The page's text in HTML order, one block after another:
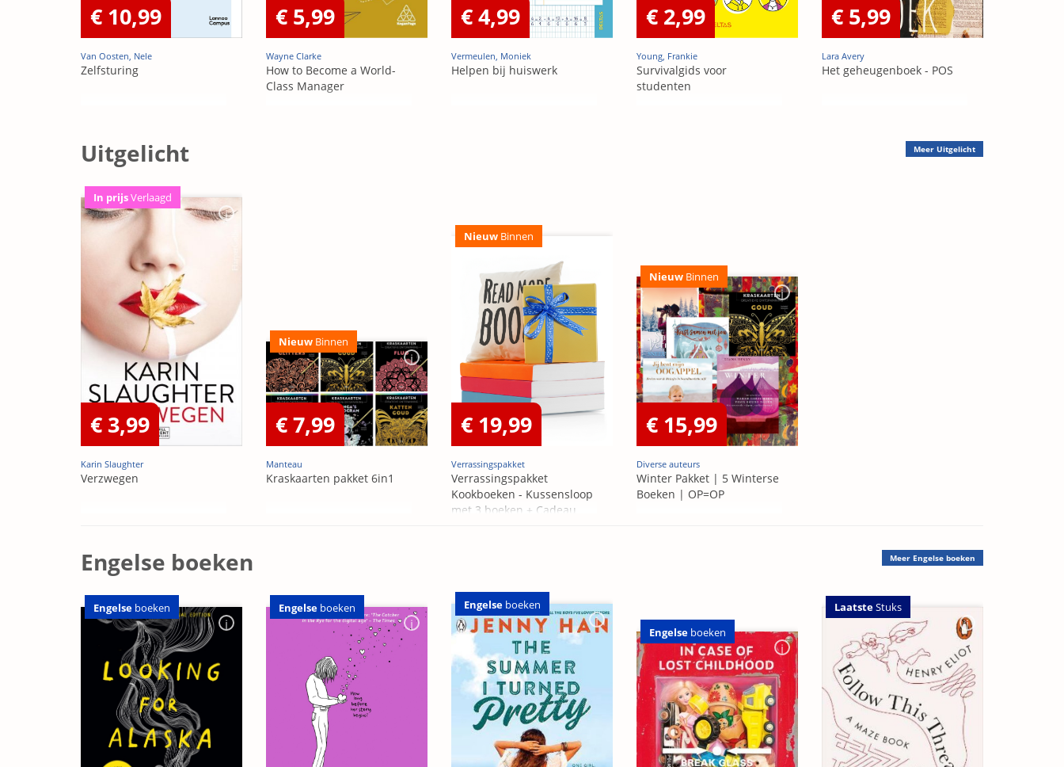
€ 10,99
Van Oosten, Nele
Zelfsturing
€ 5,99
Wayne Clarke
How to Become a World-
Class Manager
€ 4,99
Vermeulen, Moniek
Helpen bij huiswerk
€ 2,99
Young, Frankie
Survivalgids voor
studenten
€ 5,99
Lara Avery
Het geheugenboek - POS
Uitgelicht Meer Uitgelicht
In prijsVerlaagd
€ 3,99
Karin Slaughter
Verzwegen
Nieuw Binnen
€ 7,99
Manteau
Kraskaarten pakket 6in1
Nieuw Binnen
€ 19,99
Verrassingspakket
Verrassingspakket
Kookboeken - Kussensloop
met 3 boeken + Cadeau
Nieuw Binnen
€ 15,99
Diverse auteurs
Winter Pakket | 5 Winterse
Boeken | OP=OP
Engelse boeken Meer Engelse boeken
Engelse boeken Engelse boeken Engelse boeken
Engelse boeken
LaatsteStuks